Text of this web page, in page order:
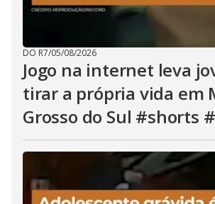
DO R7/05/08/2026
Jogo na internet leva
tirar a própria vida em
Grosso do Sul #shorts